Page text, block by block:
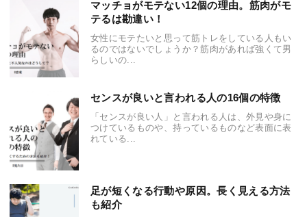
マッチョがモテない12個の理由。筋肉がモ
テるは勘違い！
女性にモテたいと思って筋トレをしている人もい
るのではないでしょうか？筋肉があれば強くて男
らしいの...
センスが良いと言われる人の16個の特徴
「センスが良い人」と言われる人は、外見や身に
つけているものや、持っているものなど表面に表
れている...
足が短くなる行動や原因。長く見える方法
も紹介